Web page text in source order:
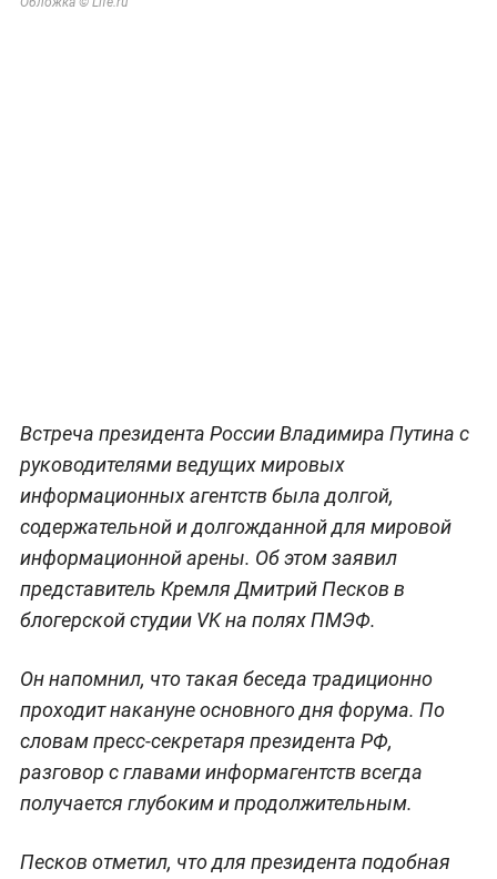
Встреча президента России Владимира Путина с
руководителями ведущих мировых
информационных агентств была долгой,
содержательной и долгожданной для мировой
информационной арены. Об этом заявил
представитель Кремля Дмитрий Песков в
блогерской студии VK на полях ПМЭФ.
Он напомнил, что такая беседа традиционно
проходит накануне основного дня форума. По
словам пресс-секретаря президента РФ,
разговор с главами информагентств всегда
получается глубоким и продолжительным.
Песков отметил, что для президента подобная